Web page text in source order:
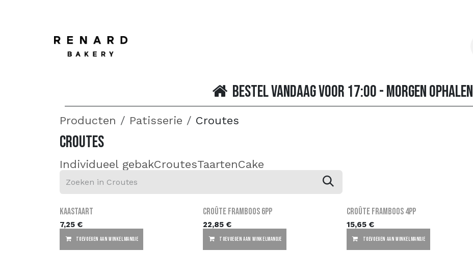
Bestel vandaag voor 17:00 - morgen ophalen
Producten Patisserie Croutes
Croutes
Individueel gebakCroutesTaartenCake
Kaastaart
7,25 €
TOEVOEGEN AAN WINKELMANDJE
Croûte Framboos 6PP
22,85 €
TOEVOEGEN AAN WINKELMANDJE
Croûte Framboos 4PP
15,65€
TOEVOEGEN AAN WINKELMANDJE